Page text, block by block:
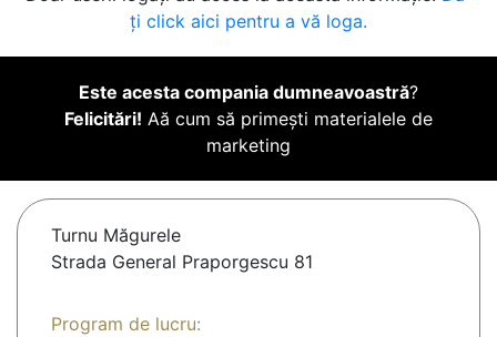
ți click aici pentru a vă loga.
Este acesta compania dumneavoastră?
Felicitări! Aă cum să primești materialele de
marketing
Turnu Măgurele
Strada General Praporgescu 81
Program de lucru: